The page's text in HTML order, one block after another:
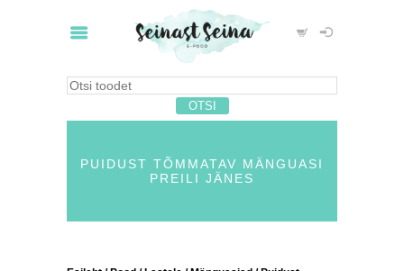
PUIDUST TÕMMATAV MÄNGUASI
PREILI JÄNES